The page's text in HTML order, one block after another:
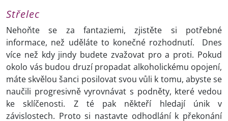
Střelec
Nehoňte se za fantaziemi, zjistěte si potřebné
informace, než uděláte to konečné rozhodnutí. Dnes
více než kdy jindy budete zvažovat pro a proti. Pokud
okolo vás budou druzí propadat alkoholickému opojení,
máte skvělou šanci posilovat svou vůli k tomu, abyste se
naučili progresivně vyrovnávat s podněty, které vedou
ke sklíčenosti. Z té pak někteří hledají únik v
závislostech. Proto si nastavte odhodlání k překonání